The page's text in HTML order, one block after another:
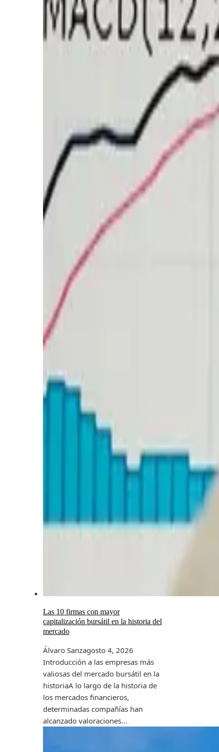
Las 10 firmas con mayor
capitalización bursátil en la historia del
mercado
Álvaro Sanzagosto 4, 2026
Introducción a las empresas más
valiosas del mercado bursátil en la
historiaA lo largo de la historia de
los mercados financieros,
determinadas compañías han
alcanzado valoraciones...